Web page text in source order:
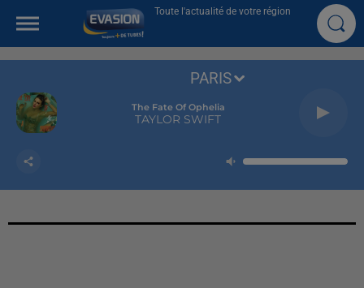
Toute l'actualité de votre région
The Fate Of Ophelia
TAYLOR SWIFT
PARIS